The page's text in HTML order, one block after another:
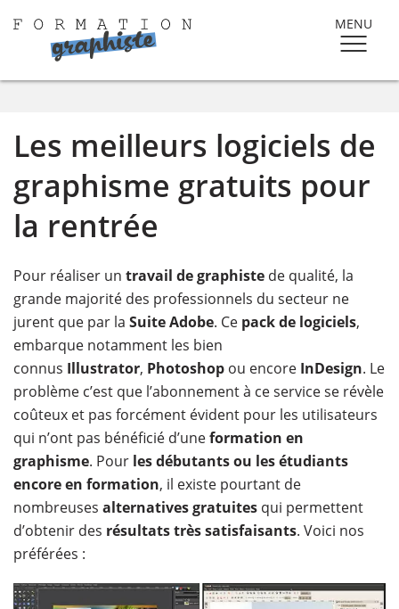
MENU
Les meilleurs logiciels de
graphisme gratuits pour
la rentrée
Pour réaliser un travail de graphiste de qualité, la
grande majorité des professionnels du secteur ne
jurent que par la Suite Adobe. Ce pack de logiciels,
embarque notamment les bien
connus Illustrator, Photoshop ou encore InDesign. Le
problème c’est que l’abonnement à ce service se révèle
coûteux et pas forcément évident pour les utilisateurs
qui n’ont pas bénéficié d’uneformation en
graphisme. Pour les débutants ou les étudiants
encore en formation, il existe pourtant de
nombreuses alternatives gratuites qui permettent
d’obtenir des résultats très satisfaisants. Voici nos
préférées :